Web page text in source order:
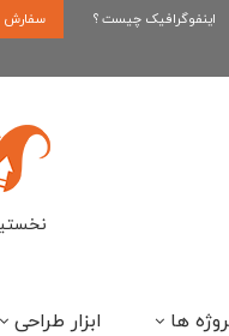
اینفوگرافیک چیست ؟ سفارش
ها ابزار طراحی